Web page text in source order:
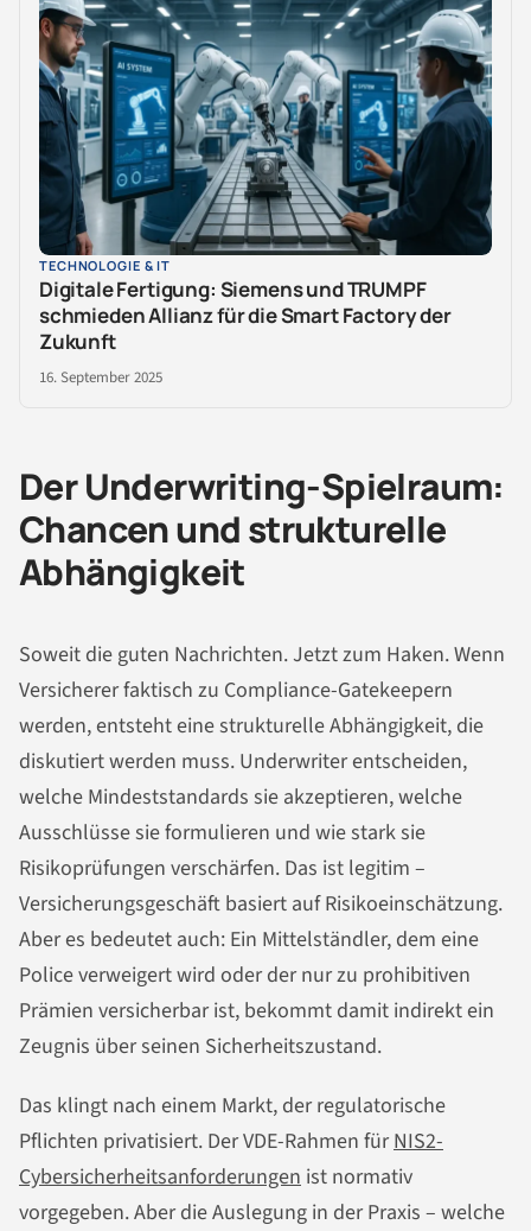
TECHNOLOGIE & IT
Digitale Fertigung: Siemens und TRUMPF
schmieden Allianz für die Smart Factory der
Zukunft
16. September 2025
Der Underwriting-Spielraum:
Chancen und strukturelle
Abhängigkeit
Soweit die guten Nachrichten. Jetzt zum Haken. Wenn
Versicherer faktisch zu Compliance-Gatekeepern
werden, entsteht eine strukturelle Abhängigkeit, die
diskutiert werden muss. Underwriter entscheiden,
welche Mindeststandards sie akzeptieren, welche
Ausschlüsse sie formulieren und wie stark sie
Risikoprüfungen verschärfen. Das ist legitim –
Versicherungsgeschäft basiert auf Risikoeinschätzung.
Aber es bedeutet auch: Ein Mittelständler, dem eine
Police verweigert wird oder der nur zu prohibitiven
Prämien versicherbar ist, bekommt damit indirekt ein
Zeugnis über seinen Sicherheitszustand.
Das klingt nach einem Markt, der regulatorische
Pflichten privatisiert. Der VDE-Rahmen fürNIS2-
Cybersicherheitsanforderungen ist normativ
vorgegeben. Aber die Auslegung in der Praxis – welche